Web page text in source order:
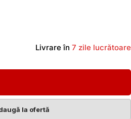
Livrare în 7 zile lucrătoare
la ofertă